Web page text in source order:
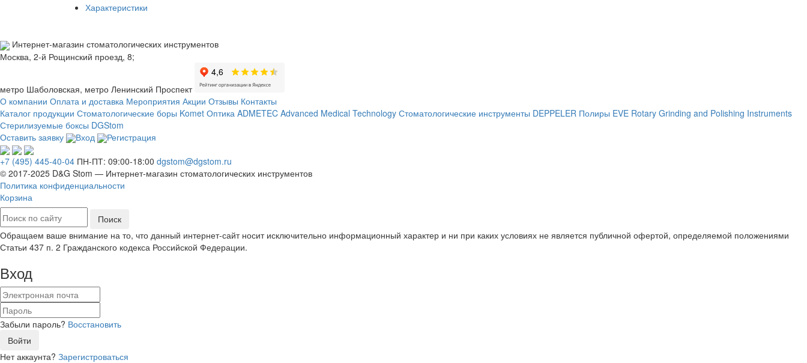
Характеристики
Интернет-магазин стоматологических инструментов
Москва, 2-й Рощинский проезд, 8;
метро Шаболовская, метро Ленинский Проспект
О компании Оплата и доставка Мероприятия Акции Отзывы Контакты
Каталог продукции Стоматологические боры Komet Оптика ADMETEC Advanced Medical Technology Стоматологические инструменты DEPPELER Полиры EVE Rotary Grinding and Polishing Instruments
Стерилизуемые боксы DGStom
Оставить заявку
Вход Регистрация
+7 (495) 445-40-04 ПН-ПТ: 09:00-18:00 dgstom@dgstom.ru
© 2017-2025 D&G Stom — Интернет-магазин стоматологических инструментов
Политика конфиденциальности
Корзина
Обращаем ваше внимание на то, что данный интернет-сайт носит исключительно информационный характер и ни при каких условиях не является публичной офертой, определяемой положениями
Статьи 437 п. 2 Гражданского кодекса Российской Федерации.
Вход
Забыли пароль? Восстановить
Войти
Нет аккаунта? Зарегистроваться